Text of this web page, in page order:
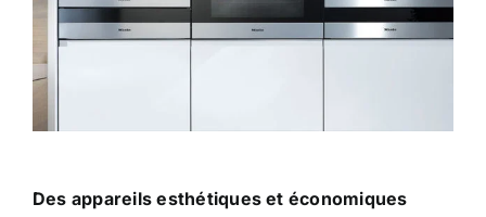
Des appareils esthétiques et économiques